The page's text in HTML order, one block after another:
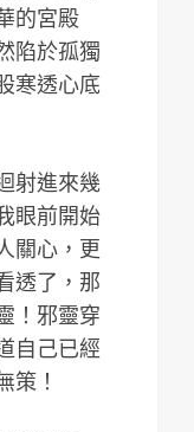
的宮殿
陷於孤獨
寒透心底
射進來幾
眼前開始
關心，更
透了，那
！邪靈穿
自己已經
策！